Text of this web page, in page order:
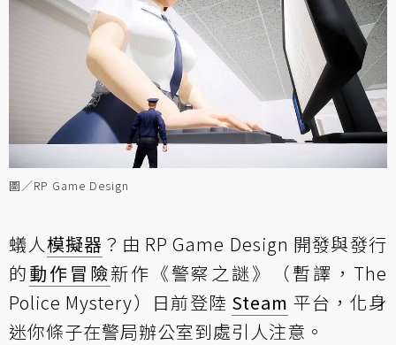
圖／RP Game Design
蟻人模擬器 ？由 RP Game Design 開發與發行
的動作冒險新作《警察之謎》（暫譯，The
Police Mystery）日前登陸 Steam 平台，化身
迷你條子在警局辦公室到處引人注意。